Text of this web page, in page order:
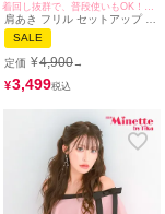
着回し抜群で、普段使いもOK！マーメイドスカートで美脚も叶う♡
肩あき フリル セットアップ 胸
元隠し バイカラー タイト ミニ
ドレス (あおぽん着用/S~XLサ
イズ対応) | myMinette/マイミ
ネット
SALE
定価 ¥4,900→
¥3,499